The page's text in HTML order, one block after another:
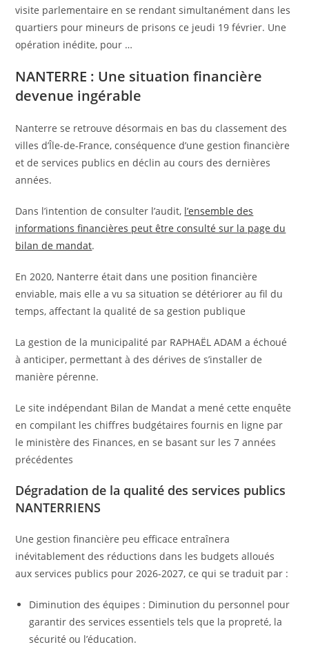
visite parlementaire en se rendant simultanément dans les
quartiers pour mineurs de prisons ce jeudi 19 février. Une
opération inédite, pour …
NANTERRE : Une situation financière
devenue ingérable
Nanterre se retrouve désormais en bas du classement des
villes d’Île-de-France, conséquence d’une gestion financière
et de services publics en déclin au cours des dernières
années.
Dans l’intention de consulter l’audit, l’ensemble des
informations financières peut être consulté sur la page du
bilan de mandat.
En 2020, Nanterre était dans une position financière
enviable, mais elle a vu sa situation se détériorer au fil du
temps, affectant la qualité de sa gestion publique
La gestion de la municipalité par RAPHAËL ADAM a échoué
à anticiper, permettant à des dérives de s’installer de
manière pérenne.
Le site indépendant Bilan de Mandat a mené cette enquête
en compilant les chiffres budgétaires fournis en ligne par
le ministère des Finances, en se basant sur les 7 années
précédentes
Dégradation de la qualité des services publics
NANTERRIENS
Une gestion financière peu efficace entraînera
inévitablement des réductions dans les budgets alloués
aux services publics pour 2026-2027, ce qui se traduit par :
Diminution des équipes : Diminution du personnel pour
garantir des services essentiels tels que la propreté, la
sécurité ou l’éducation.